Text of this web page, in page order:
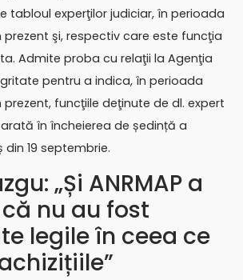
tabloul experţilor judiciar, în perioada
prezent şi, respectiv care este funcţia
Admite proba cu relaţii la Agenţia
pentru a indica, în perioada
prezent, funcţiile deţinute de dl. expert
arată în încheierea de ședință a
din 19 septembrie.
„Și ANRMAP a
nu au fost
legile în ceea ce